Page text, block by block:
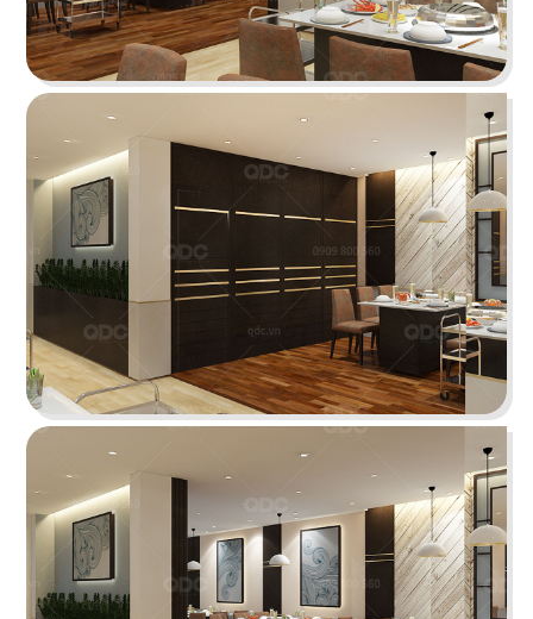
HIGHLANDS COFFEE
Highlands Sunwah do QDC Design & Build thi
công sở hữu không gian hai mặt tiền rộng rãi
cùng phong cách thiết kế hiện đại, sang trọng.
Chi tiết